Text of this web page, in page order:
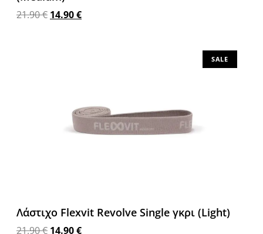
21.90€ 14.90€
SALE
Λάστιχο Flexvit Revolve Single γκρι (Light)
21.90€ 14.90€